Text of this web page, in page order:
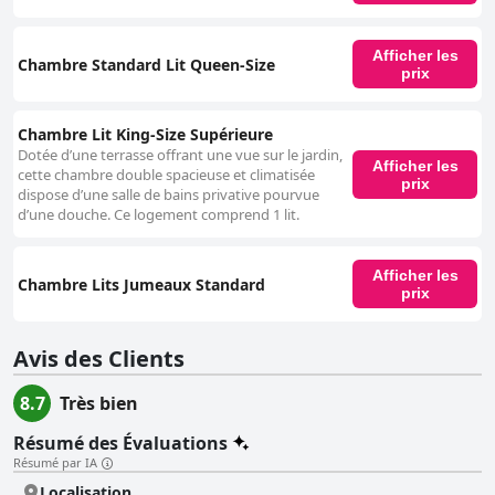
Chambre Standard Lit Queen-Size
Afficher les
prix
Chambre Lit King-Size Supérieure
Dotée d’une terrasse offrant une vue sur le jardin,
cette chambre double spacieuse et climatisée
dispose d’une salle de bains privative pourvue
d’une douche. Ce logement comprend 1 lit.
Afficher les
prix
Chambre Lits Jumeaux Standard
Afficher les
prix
Avis des Clients
8.7
Très bien
Résumé des Évaluations
Résumé par IA